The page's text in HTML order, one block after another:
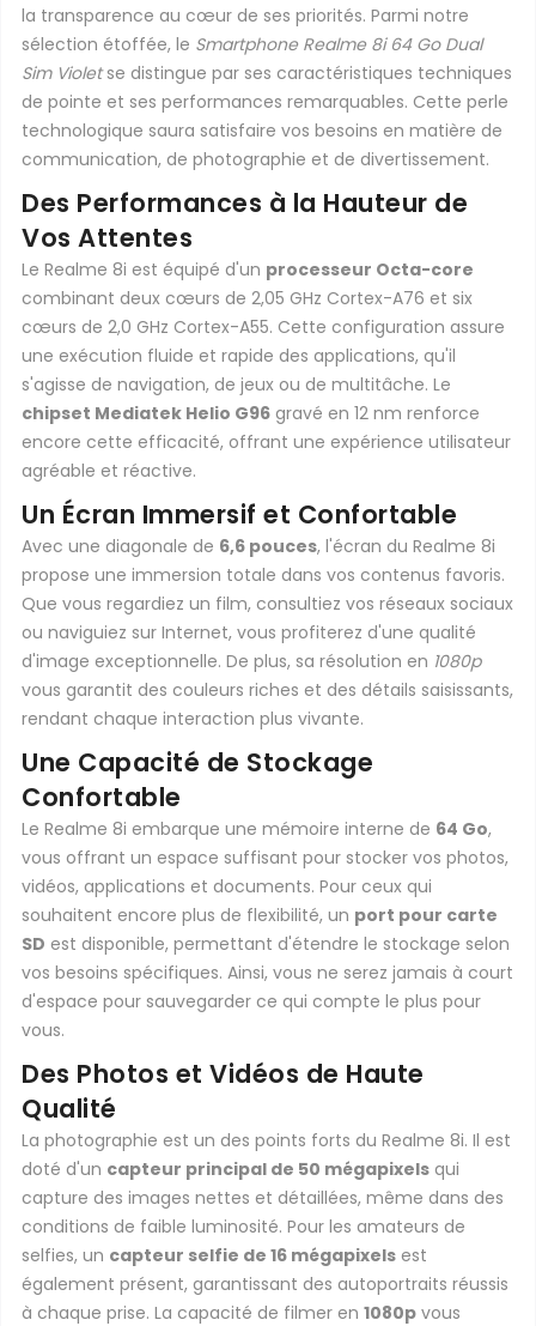
la transparence au cœur de ses priorités. Parmi notre
sélection étoffée, le Smartphone Realme 8i 64 Go Dual
Sim Violetse distingue par ses caractéristiques techniques
de pointe et ses performances remarquables. Cette perle
technologique saura satisfaire vos besoins en matière de
communication, de photographie et de divertissement.
Des Performances à la Hauteur de
Vos Attentes
Le Realme 8i est équipé d'un processeur Octa-core
combinant deux cœurs de 2,05 GHz Cortex-A76 et six
cœurs de 2,0 GHz Cortex-A55. Cette configuration assure
une exécution fluide et rapide des applications, qu'il
s'agisse de navigation, de jeux ou de multitâche. Le
chipset Mediatek Helio G96 gravé en 12 nm renforce
encore cette efficacité, offrant une expérience utilisateur
agréable et réactive.
Un Écran Immersif et Confortable
Avec une diagonale de 6,6 pouces, l'écran du Realme 8i
propose une immersion totale dans vos contenus favoris.
Que vous regardiez un film, consultiez vos réseaux sociaux
ou naviguiez sur Internet, vous profiterez d'une qualité
d'image exceptionnelle. De plus, sa résolution en 1080p
vous garantit des couleurs riches et des détails saisissants,
rendant chaque interaction plus vivante.
Une Capacité de Stockage
Confortable
Le Realme 8i embarque une mémoire interne de 64 Go,
vous offrant un espace suffisant pour stocker vos photos,
vidéos, applications et documents. Pour ceux qui
souhaitent encore plus de flexibilité, un port pour carte
SD est disponible, permettant d'étendre le stockage selon
vos besoins spécifiques. Ainsi, vous ne serez jamais à court
d'espace pour sauvegarder ce qui compte le plus pour
vous.
Des Photos et Vidéos de Haute
Qualité
La photographie est un des points forts du Realme 8i. Il est
doté d'un capteur principal de 50 mégapixels qui
capture des images nettes et détaillées, même dans des
conditions de faible luminosité. Pour les amateurs de
selfies, un capteur selfie de 16 mégapixels est
également présent, garantissant des autoportraits réussis
à chaque prise. La capacité de filmer en 1080p vous